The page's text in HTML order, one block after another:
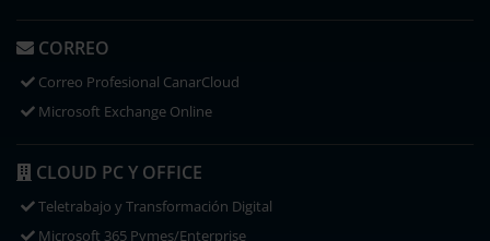
CORREO
Correo Profesional CanarCloud
Microsoft Exchange Online
CLOUD PC Y OFFICE
Teletrabajo y Transformación Digital
Microsoft 365 Pymes/Enterprise